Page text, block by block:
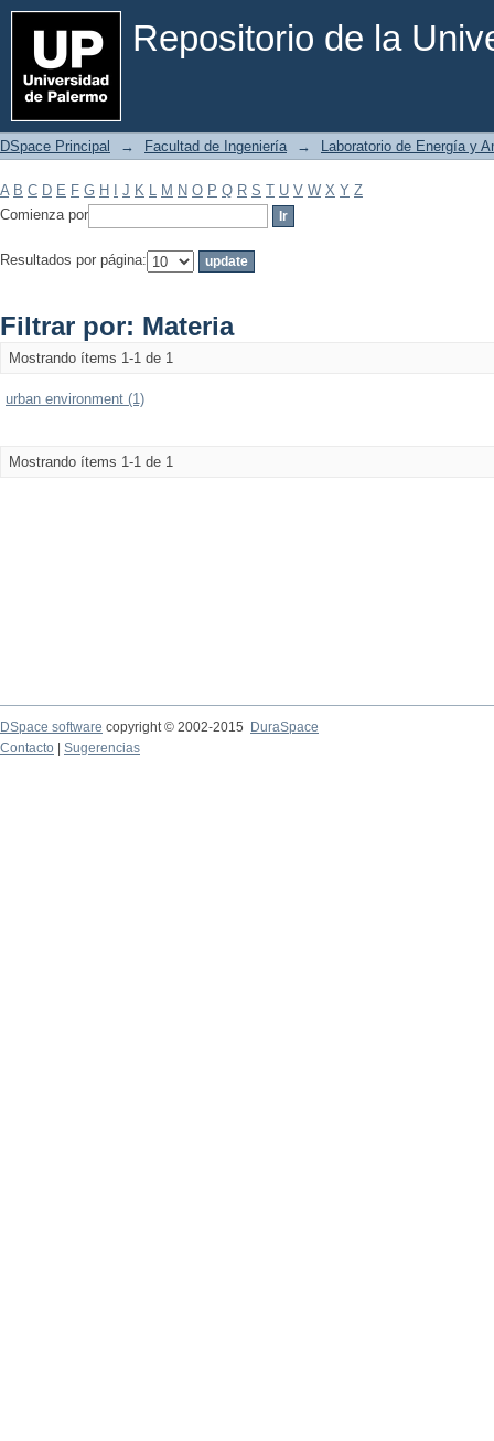
Repositorio de la
Filtrar por: Materia
DSpace Principal → Facultad de Ingeniería → Laboratorio de Energía y
A B C D E F G H J K L M N O P Q R S T U V W X Y Z
Comienza por
Resultados por página:
Filtrar por: Materia
Mostrando ítems 1-1 de 1
urban environment (1)
Mostrando ítems 1-1 de 1
DSpace software copyright © 2002-2015
DuraSpace
Contacto
Sugerencias